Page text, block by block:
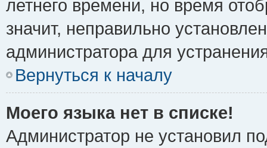
летнего времени, но время
значит, неправильно
администратора для
Вернуться к началу
Моего языка нет в списке!
Администратор не установил